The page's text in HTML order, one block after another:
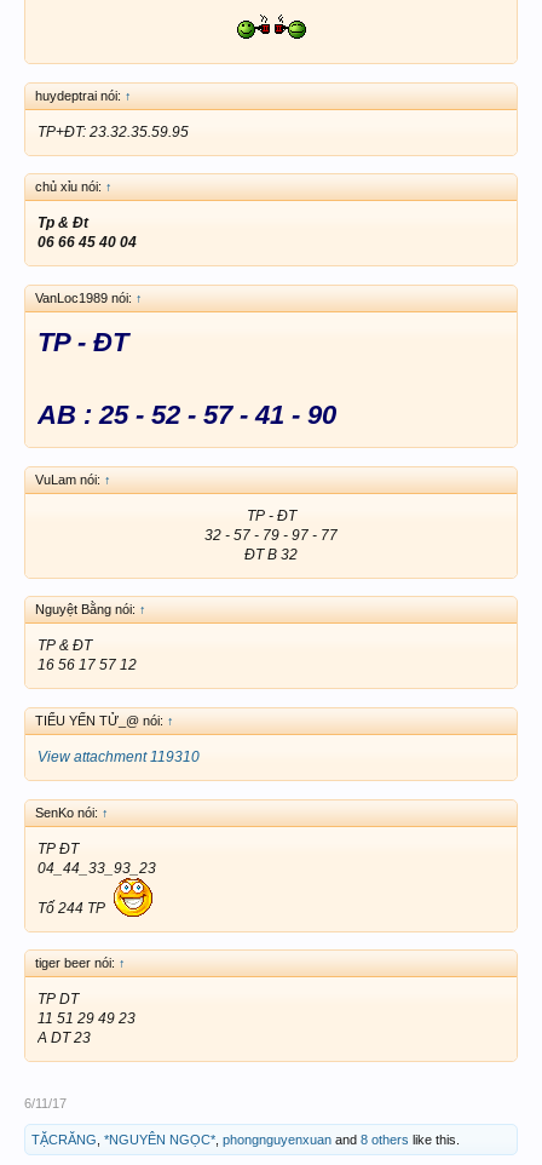
huydeptrai nói: ↑
TP+ĐT: 23.32.35.59.95
chủ xỉu nói: ↑
Tp & Đt
06 66 45 40 04
VanLoc1989 nói: ↑
TP - ĐT
AB : 25 - 52 - 57 - 41 - 90
VuLam nói: ↑
TP - ĐT
32 - 57 - 79 - 97 - 77
ĐT B 32​
Nguyệt Bằng nói: ↑
TP & ĐT
16 56 17 57 12
TIỂU YẾN TỬ_@ nói: ↑
View attachment 119310
SenKo nói: ↑
TP ĐT
04_44_33_93_23
Tố 244 TP
tiger beer nói: ↑
TP DT
11 51 29 49 23
A DT 23
6/11/17
TẶCRĂNG *NGUYÊN NGỌC* phongnguyenxuan and 8 others like this.